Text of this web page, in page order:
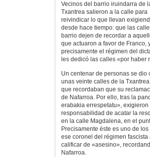
Vecinos del barrio iruindarra de
Txantrea salieron a la calle para
reivindicar lo que llevan
desde hace tiempo: que las
barrio dejen de recordar a
que actuaron a favor de Franco,
precisamente el régimen del
les dedicó las calles «por haber
Un centenar de personas se dio
unas veinte calles de la
que recordaban que su
de Nafarroa. Por ello, tras la
erabakia errespetatu»,
responsabilidad de acatar la
en la calle Magdalena, en el
Precisamente éste es uno de
ese coronel del régimen
calificar de «asesino»,
Nafarroa.